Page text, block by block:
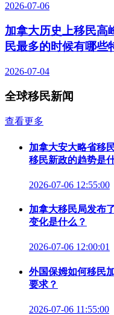
2026-07-06
加拿大历史上移民高
民最多的时候有哪些
2026-07-04
全球移民新闻
查看更多
加拿大安大略省移
移民新政的趋势是
2026-07-06 12:55:00
加拿大移民局发布
变化是什么？
2026-07-06 12:00:01
外国保姆如何移民
要求？
2026-07-06 11:55:00